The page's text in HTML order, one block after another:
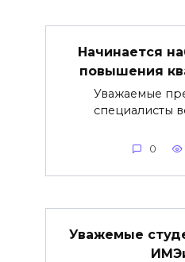
Начинается
повышения
Уважаемые
специалисты
0
Уважемые